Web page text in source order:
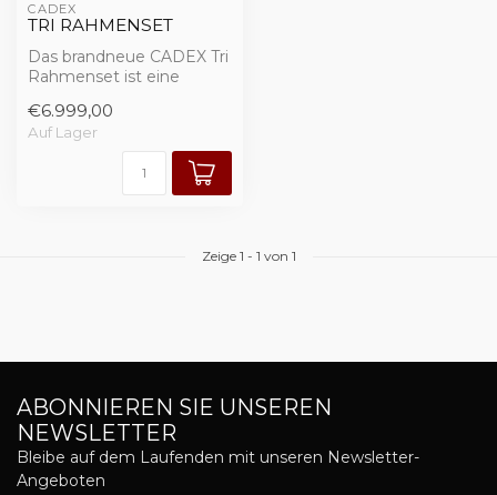
CADEX
TRI RAHMENSET
Das brandneue CADEX Tri
Rahmenset ist eine
Triathlonmaschine - ke...
€6.999,00
Auf Lager
Zeige 1 - 1 von 1
ABONNIEREN SIE UNSEREN
NEWSLETTER
Bleibe auf dem Laufenden mit unseren Newsletter-
Angeboten